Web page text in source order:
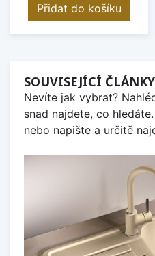
Přidat do košíku
SOUVISEJÍCÍ
Nevíte jak vybrat?
snad najdete, co
nebo napište a určitě